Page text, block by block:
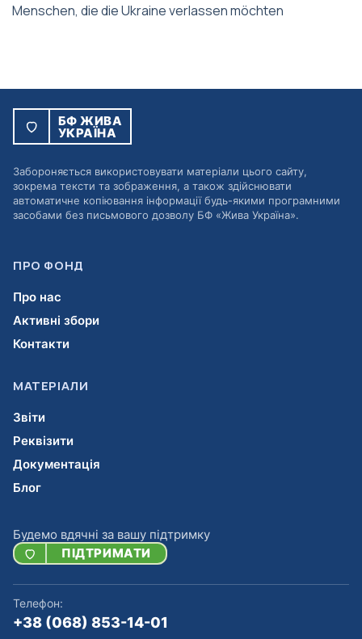
Menschen, die die Ukraine verlassen möchten
БФ ЖИВА
УКРАЇНА
Забороняється використовувати матеріали цього сайту,
зокрема тексти та зображення, а також здійснювати
автоматичне копіювання інформації будь-якими програмними
засобами без письмового дозволу БФ «Жива Україна».
ПРО ФОНД
Про нас
Активні збори
Контакти
МАТЕРІАЛИ
Звіти
Реквізити
Документація
Блог
Будемо вдячні за вашу підтримку
ПІДТРИМАТИ
Телефон:
+38 (068) 853-14-01